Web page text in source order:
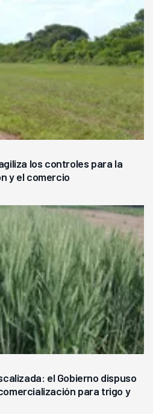
los controles para la
y el comercio
el Gobierno dispuso
para trigo y